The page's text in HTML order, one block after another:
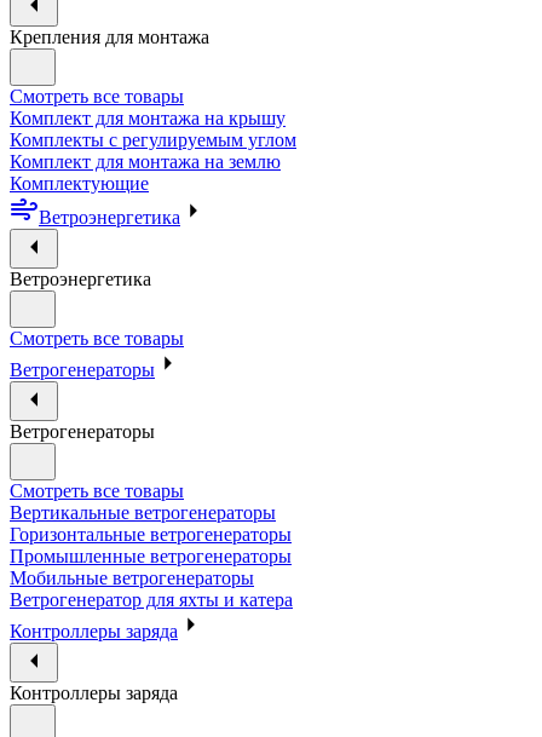
Крепления для монтажа
Смотреть все товары
Комплект для монтажа на крышу
Комплекты с регулируемым углом
Комплект для монтажа на землю
Комплектующие
Ветроэнергетика
Ветроэнергетика
Смотреть все товары
Ветрогенераторы
Ветрогенераторы
Смотреть все товары
Вертикальные ветрогенераторы
Горизонтальные ветрогенераторы
Промышленные ветрогенераторы
Мобильные ветрогенераторы
Ветрогенератор для яхты и катера
Контроллеры заряда
Контроллеры заряда